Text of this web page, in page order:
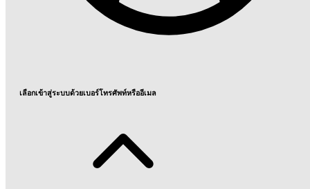
เลือกเข้าสู่ระบบด้วยเบอร์โทรศัพท์หรืออีเมล